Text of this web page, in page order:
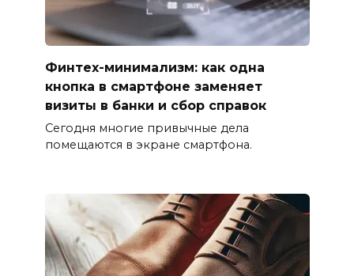
Финтех-минимализм: как одна
кнопка в смартфоне заменяет
визиты в банки и сбор справок
Сегодня многие привычные дела
помещаются в экране смартфона.